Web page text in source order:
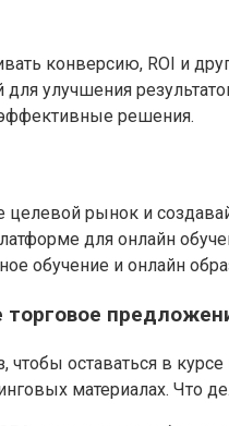
конверсию, ROI и
улучшения
решения.
рынок и
для онлайн
обучение и онлайн
торговое
чтобы оставаться в
материалах.